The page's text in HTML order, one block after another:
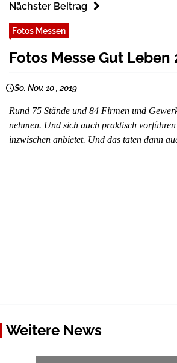
Nächster Beitrag
Fotos Messen
Fotos Messe Gut Leben
So. Nov. 10 , 2019
Rund 75 Stände und 84 Firmen und
nehmen. Und sich auch praktisch
inzwischen anbietet. Und das taten dann
Weitere News